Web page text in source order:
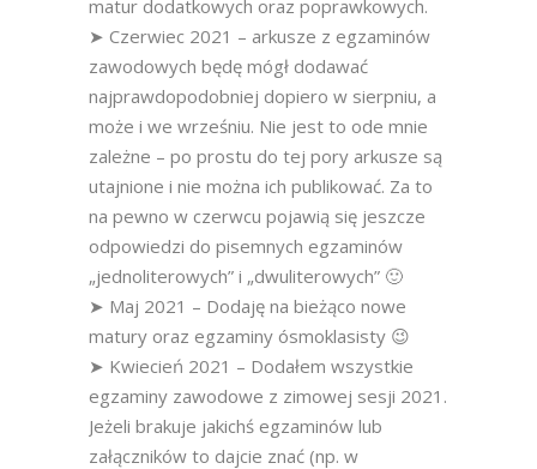
matur dodatkowych oraz poprawkowych.
➤ Czerwiec 2021 – arkusze z egzaminów
zawodowych będę mógł dodawać
najprawdopodobniej dopiero w sierpniu, a
może i we wrześniu. Nie jest to ode mnie
zależne – po prostu do tej pory arkusze są
utajnione i nie można ich publikować. Za to
na pewno w czerwcu pojawią się jeszcze
odpowiedzi do pisemnych egzaminów
„jednoliterowych” i „dwuliterowych” 🙂
➤ Maj 2021 – Dodaję na bieżąco nowe
matury oraz egzaminy ósmoklasisty 😉
➤ Kwiecień 2021 – Dodałem wszystkie
egzaminy zawodowe z zimowej sesji 2021.
Jeżeli brakuje jakichś egzaminów lub
załączników to dajcie znać (np. w